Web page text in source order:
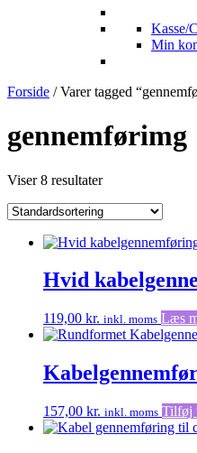
Kasse/
Min
Forside / Varer tagged
gennemførimg
Viser 8 resultater
Hvid
119,00 kr. inkl. moms Læs
157,00 kr. inkl. moms Tilføj